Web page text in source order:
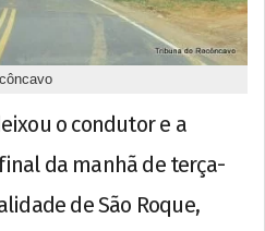
o condutor e a
da manhã de terça-
de São Roque,